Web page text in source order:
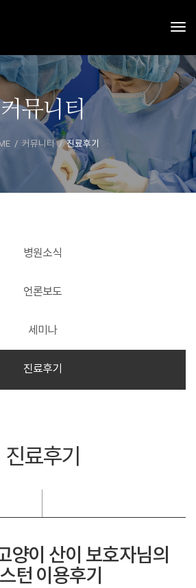
커뮤니티
커뮤니티 진료후기
병원소식
언론보도
세미나
진료후기
진료후기
양이 산이 보호자님의
턴 이용후기